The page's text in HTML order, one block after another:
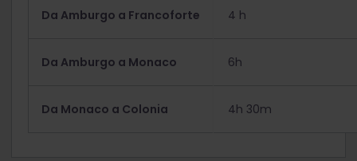
Da Amburgo a Francoforte 4 h
Da Amburgo a Monaco 6h
Da Monaco a Colonia 4h 30m